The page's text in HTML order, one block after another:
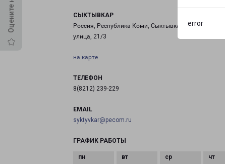
error
СЫКТЫВКАР
Россия, Республика Коми, Сыктывкар, Лесопарковая
улица, 21/3
на карте
ТЕЛЕФОН
8(8212) 239-229
EMAIL
syktyvkar@pecom.ru
ГРАФИК РАБОТЫ